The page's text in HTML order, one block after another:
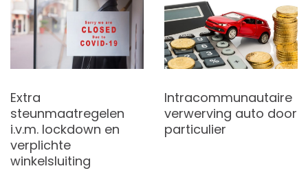
Extra
steunmaatregelen
i.v.m. lockdown en
verplichte
winkelsluiting
Intracommunautaire
verwerving auto door
particulier